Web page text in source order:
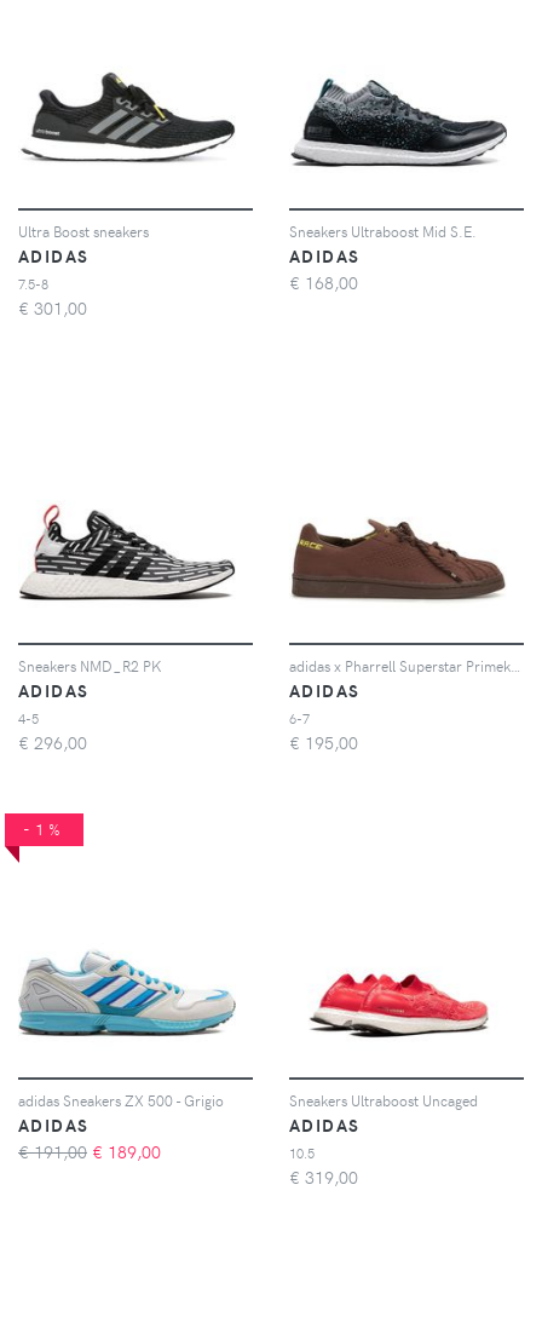
Ultra Boost sneakers
ADIDAS
7.5-8
€ 301,00
Sneakers Ultraboost Mid S.E.
ADIDAS
€ 168,00
Sneakers NMD_R2 PK
ADIDAS
4-5
€ 296,00
ADIDAS
6-7
€ 195,00
-1%
adidas Sneakers ZX 500 - Grigio
ADIDAS
€ 191,00 € 189,00
Sneakers Ultraboost Uncaged
ADIDAS
10.5
€ 319,00